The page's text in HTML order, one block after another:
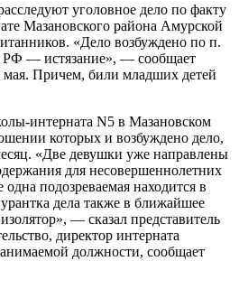
уголовное дело по факту
Мазановского района Амурской
«Дело возбуждено по п.
РФ — истязание», — сообщает
Причем, били младших детей
интерната N5 в Мазановском
которых и возбуждено дело,
«Две девушки уже направлены
для несовершеннолетних
подозреваемая находится в
дела также в ближайшее
— сказал представитель
директор интерната
должности, сообщает